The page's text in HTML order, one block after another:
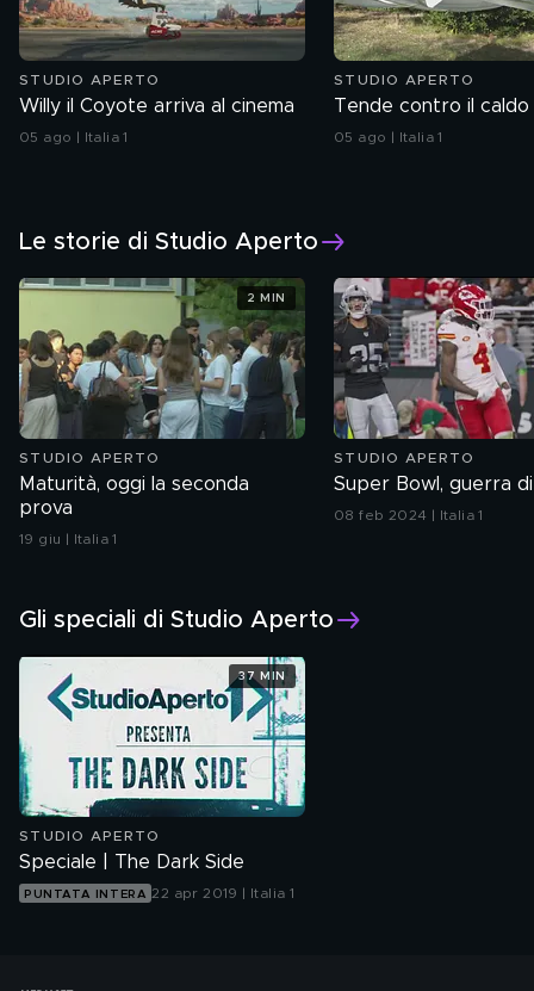
STUDIO APERTO
Willy il Coyote arriva al cinema
05 ago | Italia 1
STUDIO APERTO
Tende contro il caldo
05 ago | Italia 1
Le storie di Studio Aperto
STUDIO APERTO
Maturità, oggi la seconda
prova
19 giu | Italia 1
2 MIN
STUDIO APERTO
Super Bowl, guerra
08 feb 2024 | Italia 1
Gli speciali di Studio Aperto
STUDIO APERTO
Speciale | The Dark Side
PUNTATA INTERA 22 apr 2019 | Italia 1
37 MIN